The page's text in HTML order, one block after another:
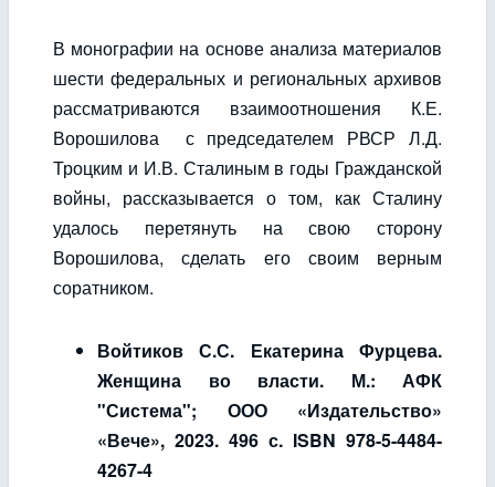
В монографии на основе анализа материалов
шести федеральных и региональных архивов
рассматриваются взаимоотношения К.Е.
Ворошилова с председателем РВСР Л.Д.
Троцким и И.В. Сталиным в годы Гражданской
войны, рассказывается о том, как Сталину
удалось перетянуть на свою сторону
Ворошилова, сделать его своим верным
соратником.
Войтиков С.С. Екатерина Фурцева.
Женщина во власти. М.: АФК
"Система"; ООО «Издательство»
«Вече», 2023. 496 с. ISBN 978-5-4484-
4267-4